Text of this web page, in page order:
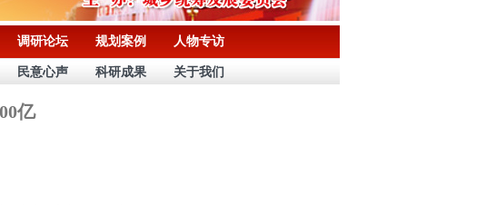
调研论坛 规划案例 人物专访
民意心声 科研成果 关于我们
亿